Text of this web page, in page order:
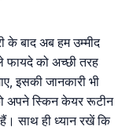
के बाद अब हम उम्मीद
फायदे को अच्छी तरह
इसकी जानकारी भी
अपने स्किन केयर रूटीन
साथ ही ध्यान रखें कि